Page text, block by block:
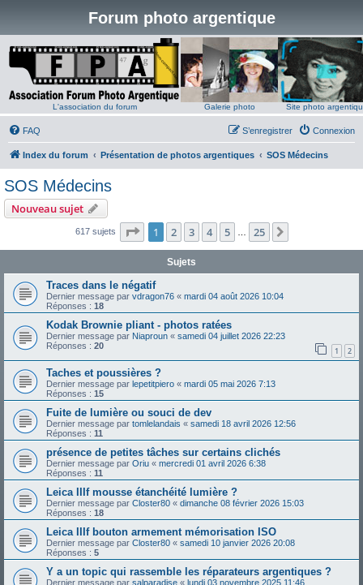
Forum photo argentique
L'association du forum Galerie photo Site photo
FAQ Connexion
S’enregistrer
Index du forum Présentation de photos argentiques SOS Médecins
SOS Médecins
Nouveau sujet
617 sujets Page 1sur25
1 2 3 4 5 25
Sujets
Traces dans le négatif
Dernier message par vdragon76 « mardi 04 août 2026 10:04
Réponses : 18
Kodak Brownie pliant - photos ratées
Dernier message par Niaproun « samedi 04 juillet 2026 22:23
Réponses : 20 1 2
Taches et poussières ?
Dernier message par lepetitpiero « mardi 05 mai 2026 7:13
Réponses : 15
Fuite de lumière ou souci de dev
Dernier message par tomlelandais « samedi 18 avril 2026 12:56
Réponses : 11
présence de petites tâches sur certains clichés
Dernier message par Oriu « mercredi 01 avril 2026 6:38
Réponses : 11
Leica IIIf mousse étanchéité lumière ?
Dernier message par Closter80 « dimanche 08 février 2026 15:03
Réponses : 18
Leica IIIf bouton armement mémorisation ISO
Dernier message par Closter80 « samedi 10 janvier 2026 20:08
Réponses : 5
Y a un topic qui rassemble les réparateurs argentiques ?
Dernier message par salparadise « lundi 03 novembre 2025 11:46